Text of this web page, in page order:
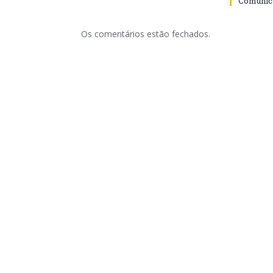
Os comentários estão fechados.